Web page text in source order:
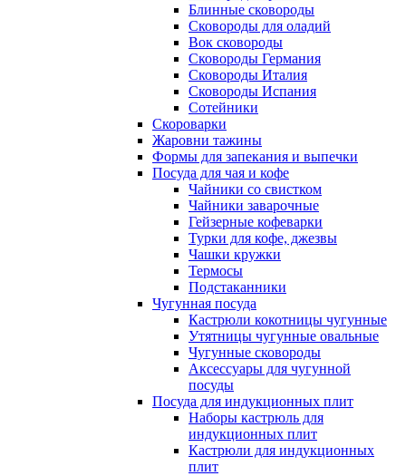
Блинные сковороды
Сковороды для оладий
Вок сковороды
Сковороды Германия
Сковороды Италия
Сковороды Испания
Сотейники
Скороварки
Жаровни тажины
Формы для запекания и выпечки
Посуда для чая и кофе
Чайники со свистком
Чайники заварочные
Гейзерные кофеварки
Турки для кофе, джезвы
Чашки кружки
Термосы
Подстаканники
Чугунная посуда
Кастрюли кокотницы чугунные
Утятницы чугунные овальные
Чугунные сковороды
Аксессуары для чугунной
посуды
Посуда для индукционных плит
Наборы кастрюль для
индукционных плит
Кастрюли для индукционных
плит